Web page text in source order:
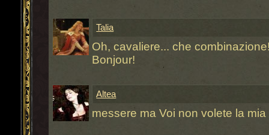
Talia
Oh, cavaliere... che
Bonjour!
Altea
messere ma Voi non volete la